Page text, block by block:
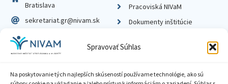
Spravovať Súhlas
Na poskytovanie tých najlepších skúseností používame technológie, ako sú
Bratislava
sekretariat.gr@nivam.sk
IČO: 00164348
DIČ: 2020798714
Pracoviská NIVaM
Dokumenty inštitúcie